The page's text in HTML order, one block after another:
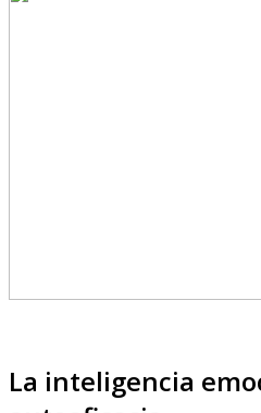
La inteligencia